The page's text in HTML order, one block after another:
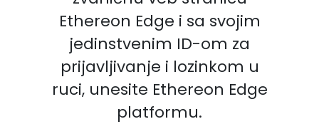
Ethereon Edge i sa svojim
jedinstvenim ID-om za
prijavljivanje i lozinkom u
ruci, unesite Ethereon Edge
platformu.